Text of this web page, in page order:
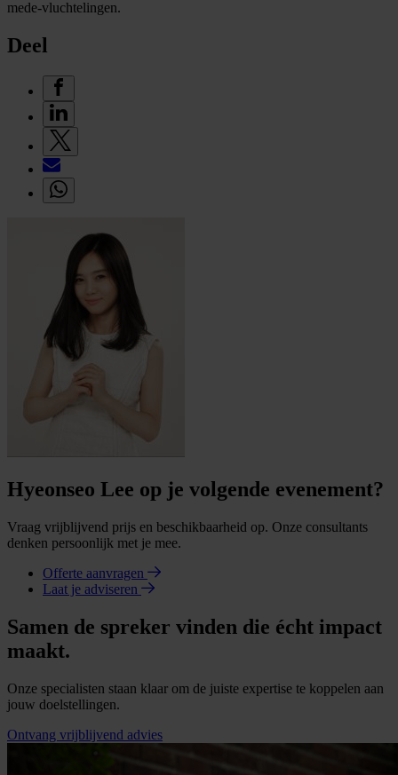
mede-vluchtelingen.
Deel
Hyeonseo Lee op je volgende evenement?
Vraag vrijblijvend prijs en beschikbaarheid op. Onze consultants
denken persoonlijk met je mee.
Offerte aanvragen
Laat je adviseren
Samen de spreker vinden die écht impact
maakt.
Onze specialisten staan klaar om de juiste expertise te koppelen aan
jouw doelstellingen.
Ontvang vrijblijvend advies